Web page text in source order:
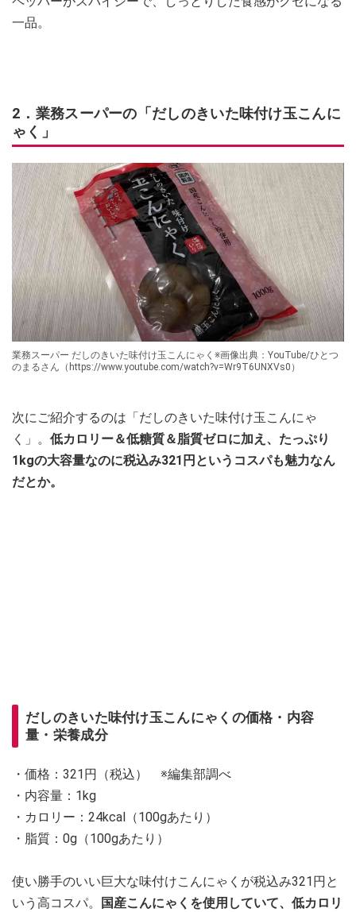
一品。
2．業務スーパーの「だしのきいた味付け玉こんに
ゃく」
業務スーパー だしのきいた味付け玉こんにゃく※画像出典：YouTube/ひとつ
のまるさん（https://www.youtube.com/watch?v=Wr9T6UNXVs0）
次にご紹介するのは「だしのきいた味付け玉こんにゃ
く」。 低カロリー＆低糖質＆脂質ゼロに加え、たっぷり
1kgの大容量なのに税込み321円というコスパも魅力なん
だとか。
だしのきいた味付け玉こんにゃくの価格・内容
量・栄養成分
・価格：321円（税込） ※編集部調べ
・内容量：1kg
・カロリー：24kcal（100gあたり）
・脂質：0g（100gあたり）
使い勝手のいい巨大な味付けこんにゃくが税込み321円と
いう高コスパ。
国産こんにゃくを使用していて、低カロリ